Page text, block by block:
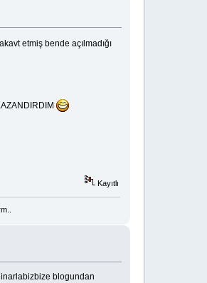
etmiş bende açılmadığı
Kayıtlı
blogundan